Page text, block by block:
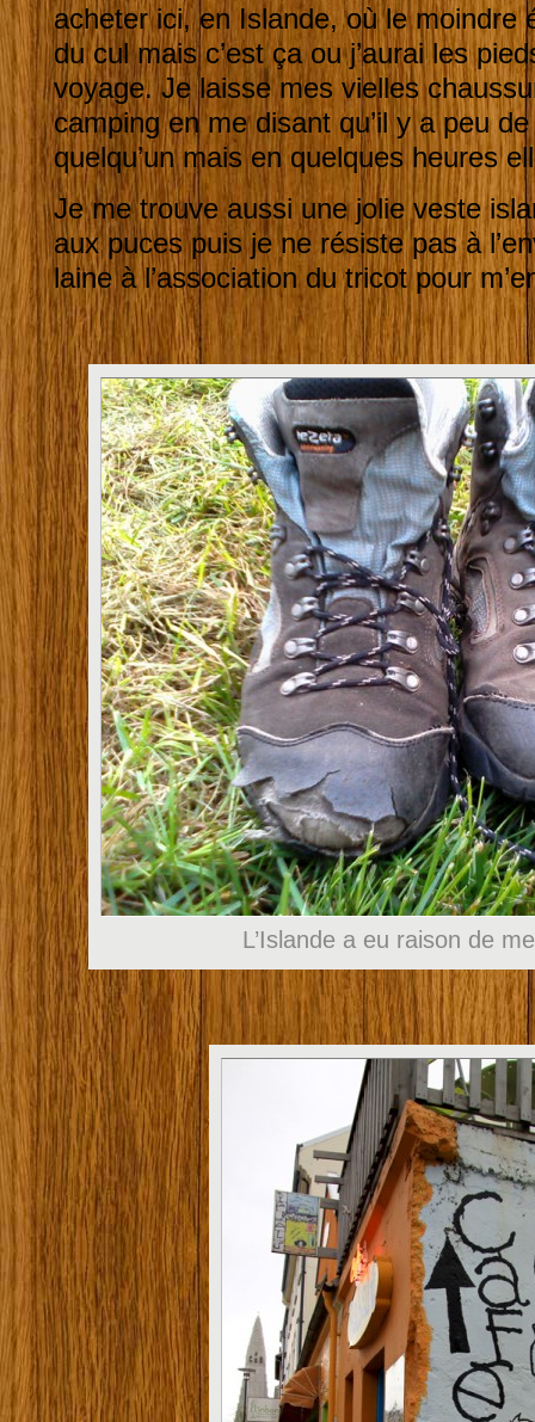
acheter ici, en Islande, où le moindre
du cul mais c’est ça ou j’aurai les
voyage. Je laisse mes vielles
camping en me disant qu’il y a peu
quelqu’un mais en quelques heures
Je me trouve aussi une jolie veste
aux puces puis je ne résiste pas à
laine à l’association du tricot pour
L’Islande a eu raison de